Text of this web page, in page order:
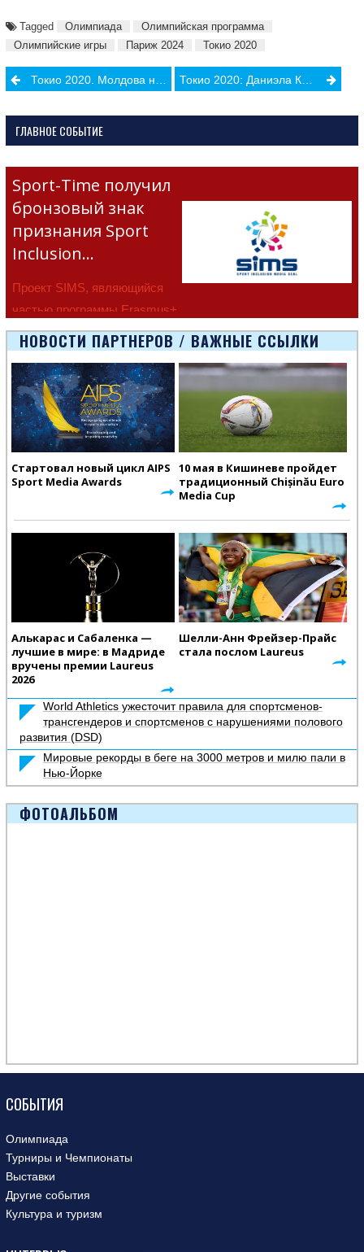
Tagged Олимпиада
Олимпийская программа
Олимпийские игры
Париж 2024 Токио 2020
PostТокио 2020. Молдова на Олимпиаде. Сергей Маргиев – 12-й Токио 2020: Даниэла Кочу и Мария Олэрашу продолжат борьбу за медали
ГЛАВНОЕ СОБЫТИЕ
Sport-Time получил
бронзовый знак
признания Sport
Inclusion…
Проект SIMS, являющийся
частью программы Erasmus+
Европейско
НОВОСТИ ПАРТНЕРОВ / ВАЖНЫЕ ССЫЛКИ
Стартовал новый цикл AIPS
Sport Media Awards
10 мая в Кишиневе пройдет
традиционный Chișinău Euro
Media Cup
Алькарас и Сабаленка —
лучшие в мире: в Мадриде
вручены премии Laureus
2026
Шелли-Анн Фрейзер-Прайс
стала послом Laureus
World Athletics ужесточит правила для спортсменов-
трансгендеров и спортсменов с нарушениями полового
развития (DSD)
Мировые рекорды в беге на 3000 метров и милю пали в
Нью-Йорке
ФОТОАЛЬБОМ
СОБЫТИЯ
Олимпиада
Турниры и Чемпионаты
Выставки
Другие события
Культура и туризм